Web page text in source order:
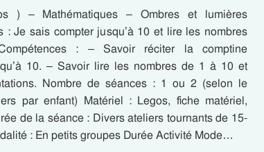
) – Mathématiques – Ombres et lumières
: Je sais compter jusqu’à 10 et lire les nombres
: – Savoir réciter la comptine
10. – Savoir lire les nombres de 1 à 10 et
Nombre de séances : 1 ou 2 (selon le
par enfant) Matériel : Legos, fiche matériel,
de la séance : Divers ateliers tournants de 15-
: En petits groupes Durée Activité Mode…